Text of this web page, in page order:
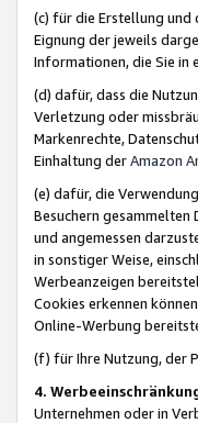
(c) für die Erstellung und
Eignung der jeweils
Informationen, die Sie in
(d) dafür, dass die
Verletzung oder
Markenrechte,
Einhaltung derAmazon
(e) dafür, die
Besuchern
und angemessen
in sonstiger Weise,
Werbeanzeigen
Cookies erkennen
Online-Werbung
(f) für Ihre Nutzung, der
4.
Unternehmen oder in